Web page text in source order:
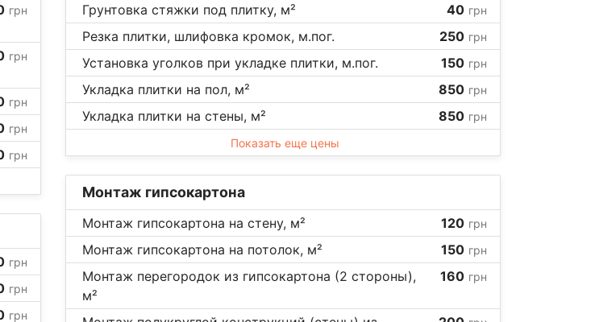
грн
грн
грн
грн
грн
грн
грн
грн
Грунтовка стяжки под плитку, м² 40 грн
Резка плитки, шлифовка кромок, м.пог. 250 грн
Установка уголков при укладке плитки, м.пог. 150 грн
Укладка плитки на пол, м² 850 грн
Укладка плитки на стены, м² 850 грн
Показать еще цены
Монтаж гипсокартона
Монтаж гипсокартона на стену, м² 120 грн
Монтаж гипсокартона на потолок, м² 150 грн
Монтаж перегородок из гипсокартона (2 стороны),
м²
160 грн